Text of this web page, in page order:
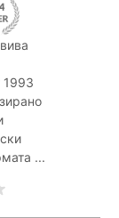
1993
...